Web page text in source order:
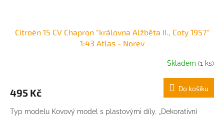
Citroën 15 CV Chapron "královna Alžběta II., Coty 1957"
1:43 Atlas - Norev
Skladem (1 ks)
495 Kč Do košíku
Typ modelu Kovový model s plastovými díly. „Dekorativní